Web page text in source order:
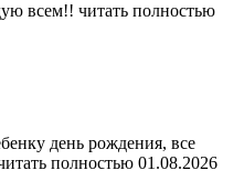
всем!! читать полностью
день рождения, все
полностью 01.08.2026